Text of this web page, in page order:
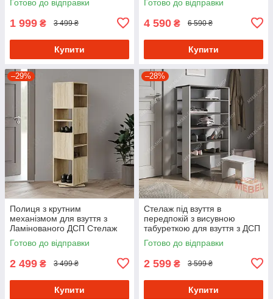
шириною
Готово до відправки
1 999 ₴ 3 499 ₴
Купити
Готово до відправки
4 590 ₴ 6 590 ₴
Купити
–29%
Полиця з крутним
механізмом для взуття з
Ламінованого ДСП Стелаж
обертовий в передпокій
Готово до відправки
2 499 ₴ 3 499 ₴
Купити
–28%
Стелаж під взуття в
передпокій з висувною
табуреткою для взуття з ДСП
Взуттєва полиця з 6
осередками 60 см шириною
Готово до відправки
2 599 ₴ 3 599 ₴
Купити